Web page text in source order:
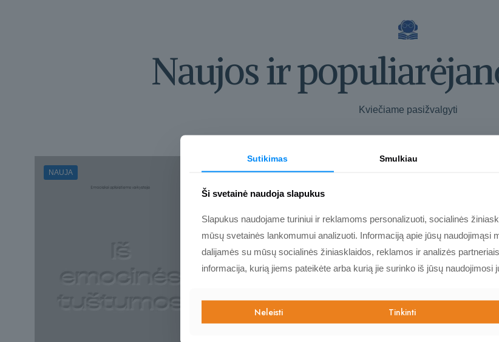
Naujos ir
Kviečiame pasižvalgyti
NAUJA
Sutikimas Smulkiau
Ši svetainė naudoja slapukus
Slapukus naudojame turiniui ir reklamoms personalizuoti, socialinės
mūsų svetainės lankomumui analizuoti. Informaciją apie jūsų naudojimąsi
dalijamės su mūsų socialinės žiniasklaidos, reklamos ir analizės
informacija, kurią jiems pateikėte arba kurią jie surinko iš jūsų naudojimosi
Neleisti Tinkinti